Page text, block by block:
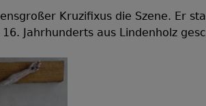
Kruzifixus die Szene. Er
Jahrhunderts aus Lindenholz